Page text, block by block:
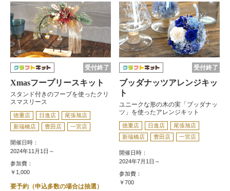
受付終了
Xmasフープリースキット
スタンド付きのフープを使ったクリ
スマスリース
徳重店 日進店
尾張旭店
新瑞橋店
豊田店 一宮店
開催日時：
2024年11月1日～
参加費：
￥1,000
要予約（申込多数の場合は抽選）
受付終了
ブッダナッツアレンジキッ
ト
ユニークな形の木の実「ブッダナッ
ツ」を使ったアレンジキット
徳重店 日進店
尾張旭店
新瑞橋店
豊田店 一宮店
開催日時：
2024年7月1日～
参加費：
￥700